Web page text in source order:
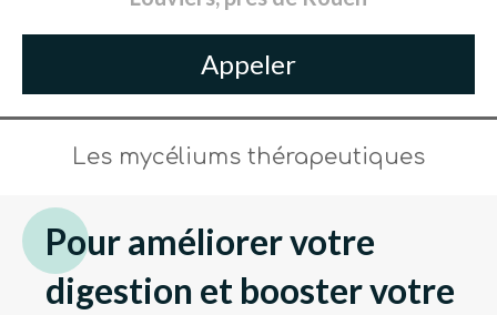
Appeler
Les mycéliums thérapeutiques
Pour améliorer votre
digestion et booster votre